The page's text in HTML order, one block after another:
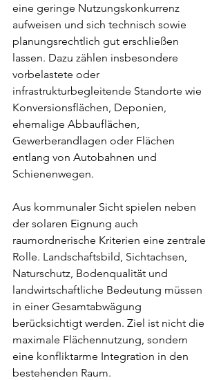
eine geringe Nutzungskonkurrenz
aufweisen und sich technisch sowie
planungsrechtlich gut erschließen
lassen. Dazu zählen insbesondere
vorbelastete oder
infrastrukturbegleitende Standorte wie
Konversionsflächen, Deponien,
ehemalige Abbauflächen,
Gewerberandlagen oder Flächen
entlang von Autobahnen und
Schienenwegen.
Aus kommunaler Sicht spielen neben
der solaren Eignung auch
raumordnerische Kriterien eine zentrale
Rolle. Landschaftsbild, Sichtachsen,
Naturschutz, Bodenqualität und
landwirtschaftliche Bedeutung müssen
in einer Gesamtabwägung
berücksichtigt werden. Ziel ist nicht die
maximale Flächennutzung, sondern
eine konfliktarme Integration in den
bestehenden Raum.